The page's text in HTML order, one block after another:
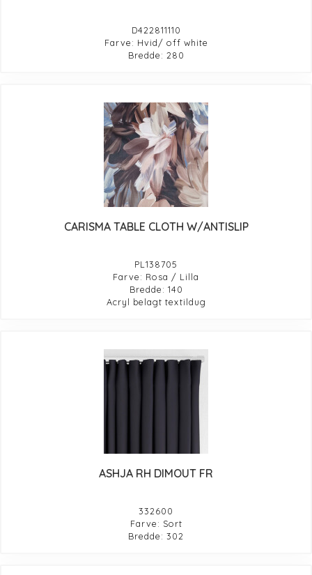
D422811110
Farve: Hvid/ off white
Bredde: 280
CARISMA TABLE CLOTH W/ANTISLIP
PL138705
Farve: Rosa / Lilla
Bredde: 140
Acryl belagt textildug
ASHJA RH DIMOUT FR
332600
Farve: Sort
Bredde: 302